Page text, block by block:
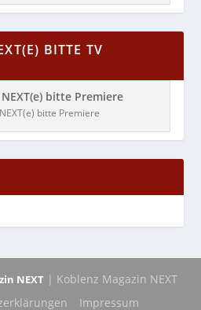
BITTE TV
bitte Premiere
NEXT| Koblenz Magazin NEXT
Impressum